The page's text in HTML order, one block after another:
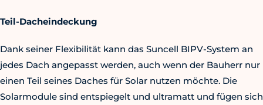
Teil-Dacheindeckung
Dank seiner Flexibilität kann das Suncell BIPV-System an
jedes Dach angepasst werden, auch wenn der Bauherr nur
einen Teil seines Daches für Solar nutzen möchte. Die
Solarmodule sind entspiegelt und ultramatt und fügen sich